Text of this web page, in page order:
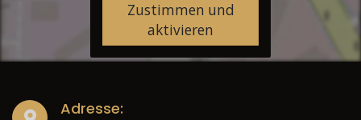
Zustimmen und
aktivieren
Adresse: